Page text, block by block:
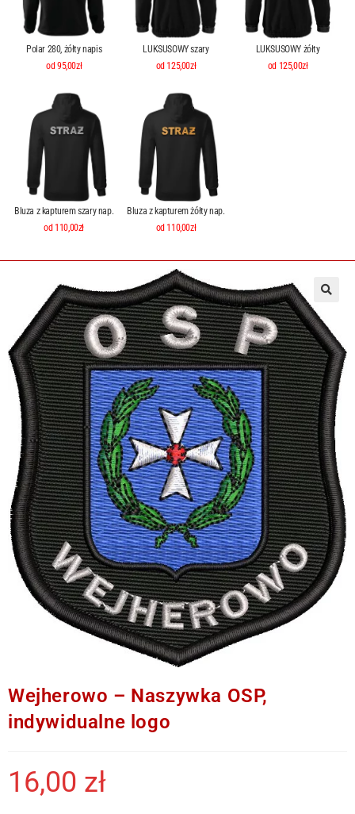
Polar 280, żółty napis
od 95,00zł
LUKSUSOWY szary
od 125,00zł
LUKSUSOWY żółty
od 125,00zł
Bluza z kapturem szary nap.
od 110,00zł
Bluza z kapturem żółty nap.
od 110,00zł
Wejherowo – Naszywka OSP,
indywidualne logo
16,00 zł